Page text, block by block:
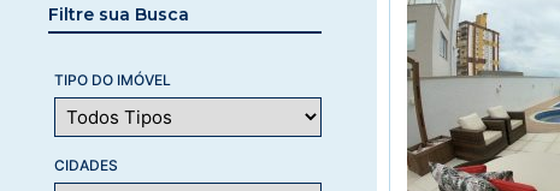
Filtre sua Busca
TIPO DO IMÓVEL
CIDADES